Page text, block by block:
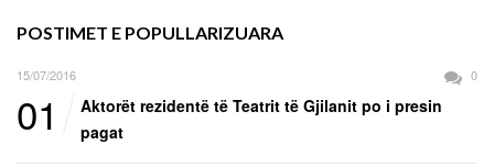
POSTIMET E POPULLARIZUARA
15/07/2016 0
01
Aktorët rezidentë të Teatrit të Gjilanit po i presin
pagat